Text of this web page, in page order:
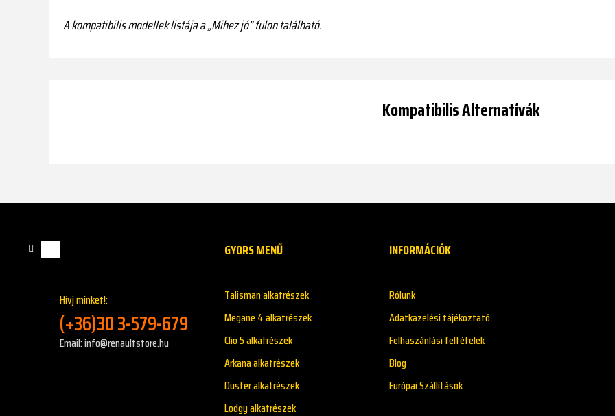
A kompatibilis modellek listája a „Mihez jó” fülön található.
Kompatibilis Alternatívák
Hívj minket!:
(+36)30 3-579-679
Email: info@renaultstore.hu
GYORS MENŰ
Talisman alkatrészek
Megane 4 alkatrészek
Clio 5 alkatrészek
Arkana alkatrészek
Duster alkatrészek
Lodgy alkatrészek
INFORMÁCIÓK
Rólunk
Adatkazelési tájékoztató
Felhaszánlási feltételek
Blog
Európai Szállítások